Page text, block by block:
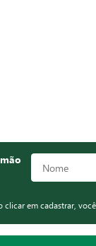
clicar em cadastrar,